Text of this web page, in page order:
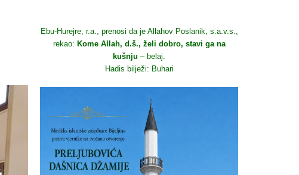
Ebu-Hurejre, r.a., prenosi da je Allahov Poslanik, s.a.v.s.,
rekao: Kome Allah, d.š., želi dobro, stavi ga na
kušnju – belaj.
Hadis bilježi: Buhari